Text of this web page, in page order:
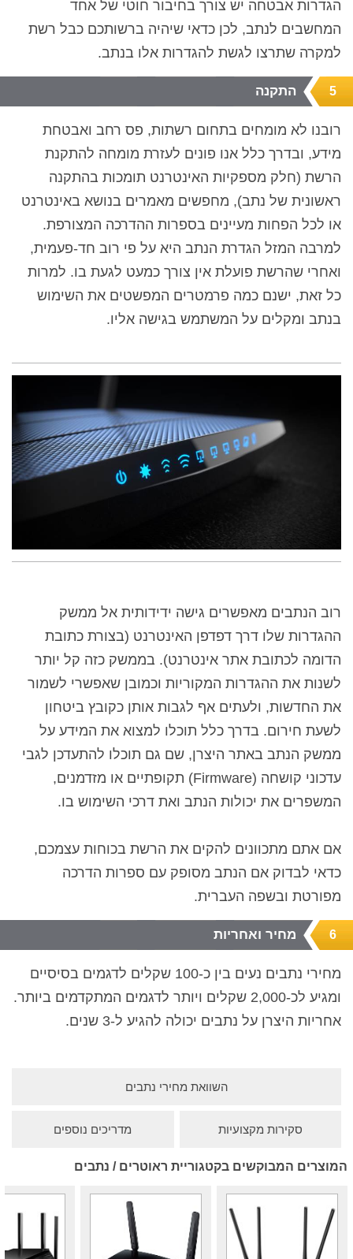
הגדרות אבטחה יש צורך בחיבור חוטי של אחד
המחשבים לנתב, לכן כדאי שיהיה ברשותכם כבל רשת
למקרה שתרצו לגשת להגדרות אלו בנתב.
5 התקנה
רובנו לא מומחים בתחום רשתות, פס רחב ואבטחת
מידע, ובדרך כלל אנו פונים לעזרת מומחה להתקנת
הרשת (חלק מספקיות האינטרנט תומכות בהתקנה
ראשונית של נתב), מחפשים מאמרים בנושא באינטרנט
או לכל הפחות מעיינים בספרות ההדרכה המצורפת.
למרבה המזל הגדרת הנתב היא על פי רוב חד-פעמית,
ואחרי שהרשת פועלת אין צורך כמעט לגעת בו. למרות
כל זאת, ישנם כמה פרמטרים המפשטים את השימוש
בנתב ומקלים על המשתמש בגישה אליו.
רוב הנתבים מאפשרים גישה ידידותית אל ממשק
ההגדרות שלו דרך דפדפן האינטרנט (בצורת כתובת
הדומה לכתובת אתר אינטרנט). בממשק כזה קל יותר
לשנות את ההגדרות המקוריות וכמובן שאפשרי לשמור
את החדשות, ולעתים אף לגבות אותן כקובץ ביטחון
לשעת חירום. בדרך כלל תוכלו למצוא את המידע על
ממשק הנתב באתר היצרן, שם גם תוכלו להתעדכן לגבי
עדכוני קושחה (Firmware) תקופתיים או מזדמנים,
המשפרים את יכולות הנתב ואת דרכי השימוש בו.
אם אתם מתכוונים להקים את הרשת בכוחות עצמכם,
כדאי לבדוק אם הנתב מסופק עם ספרות הדרכה
מפורטת ובשפה העברית.
6 מחיר ואחריות
מחירי נתבים נעים בין כ-100 שקלים לדגמים בסיסיים
ומגיע לכ-2,000 שקלים ויותר לדגמים המתקדמים ביותר.
אחריות היצרן על נתבים יכולה להגיע ל-3 שנים.
השוואת מחירי נתבים
סקירות מקצועיות מדריכים נוספים
המוצרים המבוקשים בקטגוריית ראוטרים / נתבים